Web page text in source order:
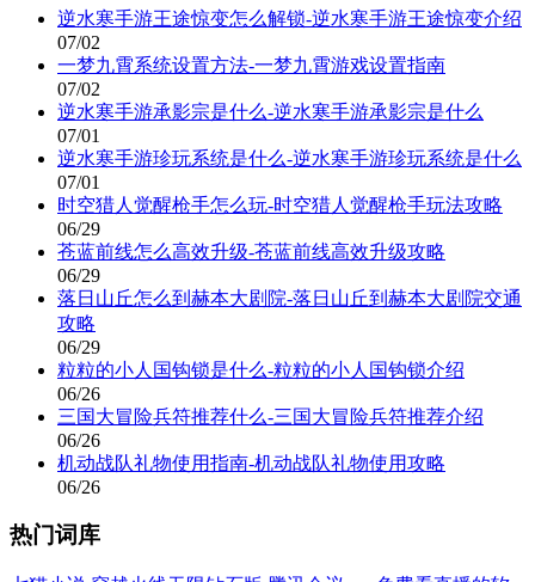
逆水寒手游王途惊变怎么解锁-逆水寒手游王途惊变介绍
07/02
一梦九霄系统设置方法-一梦九霄游戏设置指南
07/02
逆水寒手游承影宗是什么-逆水寒手游承影宗是什么
07/01
逆水寒手游珍玩系统是什么-逆水寒手游珍玩系统是什么
07/01
时空猎人觉醒枪手怎么玩-时空猎人觉醒枪手玩法攻略
06/29
苍蓝前线怎么高效升级-苍蓝前线高效升级攻略
06/29
落日山丘怎么到赫本大剧院-落日山丘到赫本大剧院交通
攻略
06/29
粒粒的小人国钩锁是什么-粒粒的小人国钩锁介绍
06/26
三国大冒险兵符推荐什么-三国大冒险兵符推荐介绍
06/26
机动战队礼物使用指南-机动战队礼物使用攻略
06/26
热门词库